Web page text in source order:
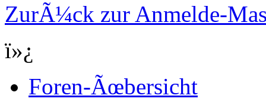
ZurÃ¼ck zur Anmelde-
ï»¿
Foren-Ãœbersicht